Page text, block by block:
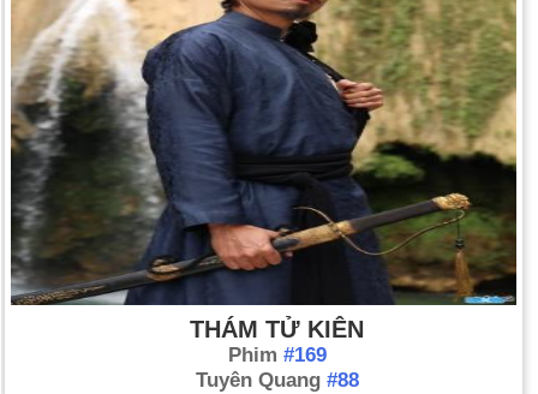
THÁM TỬ KIÊN
Phim #169
Tuyên Quang #88